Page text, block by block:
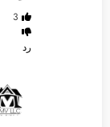
3
رد